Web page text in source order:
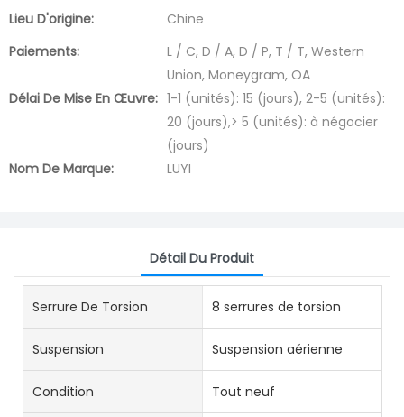
Lieu D'origine:
Chine
Paiements:
L / C, D / A, D / P, T / T, Western
Union, Moneygram, OA
Délai De Mise En Œuvre: 1-1 (unités): 15 (jours), 2-5 (unités):
20 (jours),> 5 (unités): à négocier
(jours)
Nom De Marque:
LUYI
Détail Du Produit
Serrure De Torsion 8 serrures de torsion
Suspension Suspension aérienne
Condition Tout neuf